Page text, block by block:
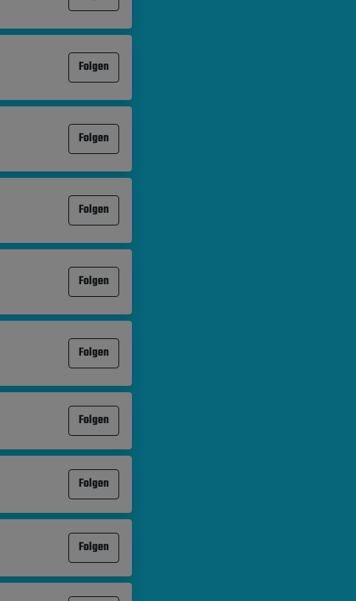
Folgen
Folgen
Folgen
Folgen
Folgen
Folgen
Folgen
Folgen